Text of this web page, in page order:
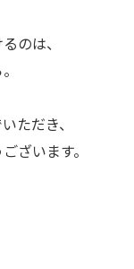
のは、
ただき、
ざいます。
お問い合わせはこちら